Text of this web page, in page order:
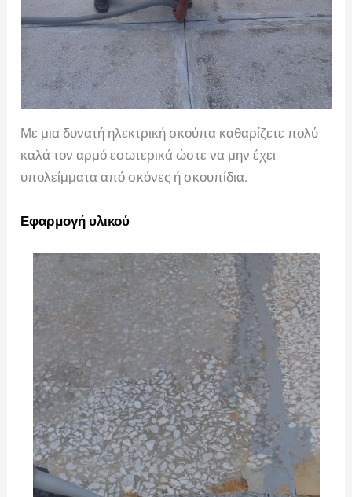
Με μια δυνατή ηλεκτρική σκούπα καθαρίζετε πολύ
καλά τον αρμό εσωτερικά ώστε να μην έχει
υπολείμματα από σκόνες ή σκουπίδια.
Εφαρμογή υλικού